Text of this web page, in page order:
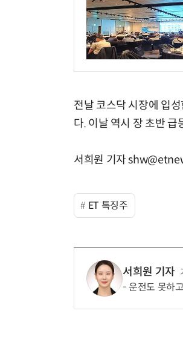
전날 코스닥 시장에 입
다. 이날 역시 장 초반
서희원 기자
ET 특징주
서희원 기자
운전도 못하